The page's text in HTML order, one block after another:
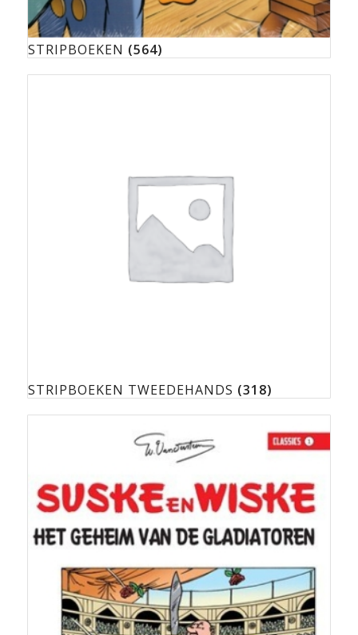
STRIPBOEKEN (564)
STRIPBOEKEN TWEEDEHANDS (318)